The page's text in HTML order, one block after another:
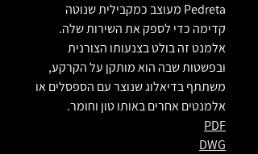
Pedreta מעוצב כמקבילית שנוטה
קדימה כדי לספק את השירות שלה.
אלמנט זה בולט בצנעותו הצורנית
ובפשטות שבה הוא מותקן על הקרקע,
משתתף בדיאלוג שנוצר עם הספסלים או
אלמנטים אחרים באותו טון וחומר.
PDF
DWG